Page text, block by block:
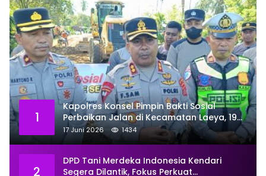
1
Kapolres Konsel Pimpin Bakti Sosial
Perbaikan Jalan di Kecamatan Laeya, 19
Titik Rusak Siap Ditambal
17 Juni 2026 1434
2
DPD Tani Merdeka Indonesia Kendari
Segera Dilantik, Fokus Perkuat